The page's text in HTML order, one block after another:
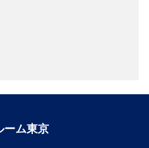
ーム東京